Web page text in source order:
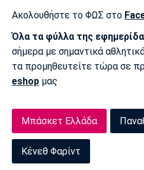
Ντόρτμουντ
Παρί Σεν
Μονακό
Ακολουθήστε το ΦΩΣ στο
Όλα τα φύλλα της
σήμερα με σημαντικά
τα προμηθευτείτε τώρα σε
eshop μας
Μπάσκετ Ελλάδα
Κένεθ Φαρίντ